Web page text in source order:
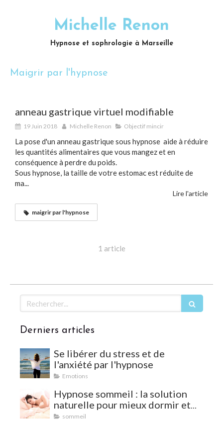
Michelle Renon
Hypnose et sophrologie à Marseille
Maigrir par l'hypnose
anneau gastrique virtuel modifiable
19 Juin 2018 Michelle Renon Objectif mincir
La pose d'un anneau gastrique sous hypnose aide à réduire
les quantités alimentaires que vous mangez et en
conséquence à perdre du poids.
Sous hypnose, la taille de votre estomac est réduite de
ma...
Lire l'article
maigrir par l'hypnose
1 article
Rechercher
Derniers articles
Se libérer du stress et de
l'anxiété par l'hypnose
Emotions
Hypnose sommeil : la solution
naturelle pour mieux dormir et
vaincre les insomnies
sommeil